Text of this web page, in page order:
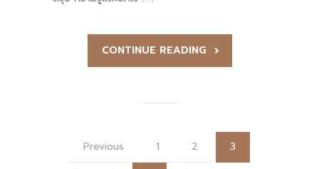
CONTINUE READING
Previous 1 2 3